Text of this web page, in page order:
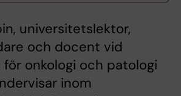
universitetslektor,
och docent vid
onkologi och patologi
inom